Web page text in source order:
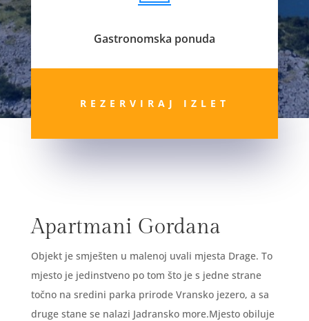
Gastronomska ponuda
REZERVIRAJ IZLET
Apartmani Gordana
Objekt je smješten u malenoj uvali mjesta Drage. To
mjesto je jedinstveno po tom što je s jedne strane
točno na sredini parka prirode Vransko jezero, a sa
druge stane se nalazi Jadransko more.Mjesto obiluje